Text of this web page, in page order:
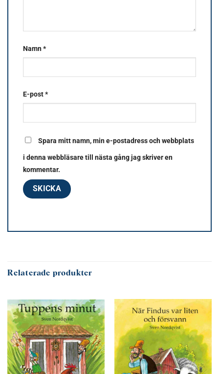
Namn*
E-post*
Spara mitt namn, min e-postadress och webbplats
i denna webbläsare till nästa gång jag skriver en
kommentar.
Relaterade produkter